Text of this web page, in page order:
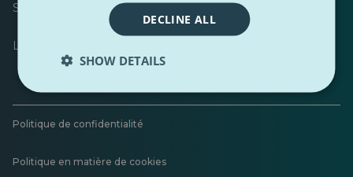
Signaler un problème
Laisser un commentaire
Politique de confidentialité
Politique en matière de cookies
DECLINE ALL
SHOW DETAILS